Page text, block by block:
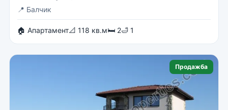
📍 Балчик
🏠 Апартамент📐 118 кв.м🛏 2🛁 1
Продажба